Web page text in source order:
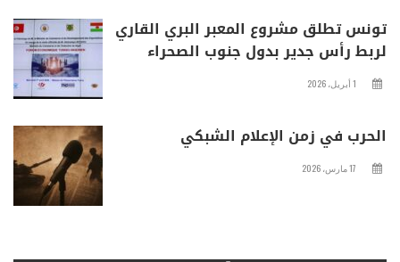
تونس تطلق مشروع المعبر البري القاري
لربط رأس جدير بدول جنوب الصحراء
1 أبريل، 2026
الحرب في زمن الإعلام الشبكي
17 مارس، 2026